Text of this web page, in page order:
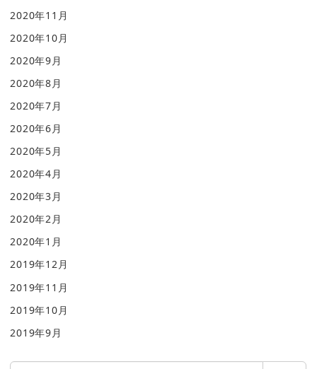
2020年11月
2020年10月
2020年9月
2020年8月
2020年7月
2020年6月
2020年5月
2020年4月
2020年3月
2020年2月
2020年1月
2019年12月
2019年11月
2019年10月
2019年9月